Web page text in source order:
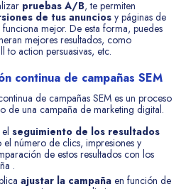
pruebas A/B, te permiten
de tus anuncios y páginas de
mejor. De esta forma, puedes
mejores resultados, como
to action persuasivas, etc.
continua de campañas SEM
de campañas SEM es un proceso
de una campaña de marketing digital.
seguimiento de los resultados
número de clics, impresiones y
de estos resultados con los
.
ajustar la campaña en función de